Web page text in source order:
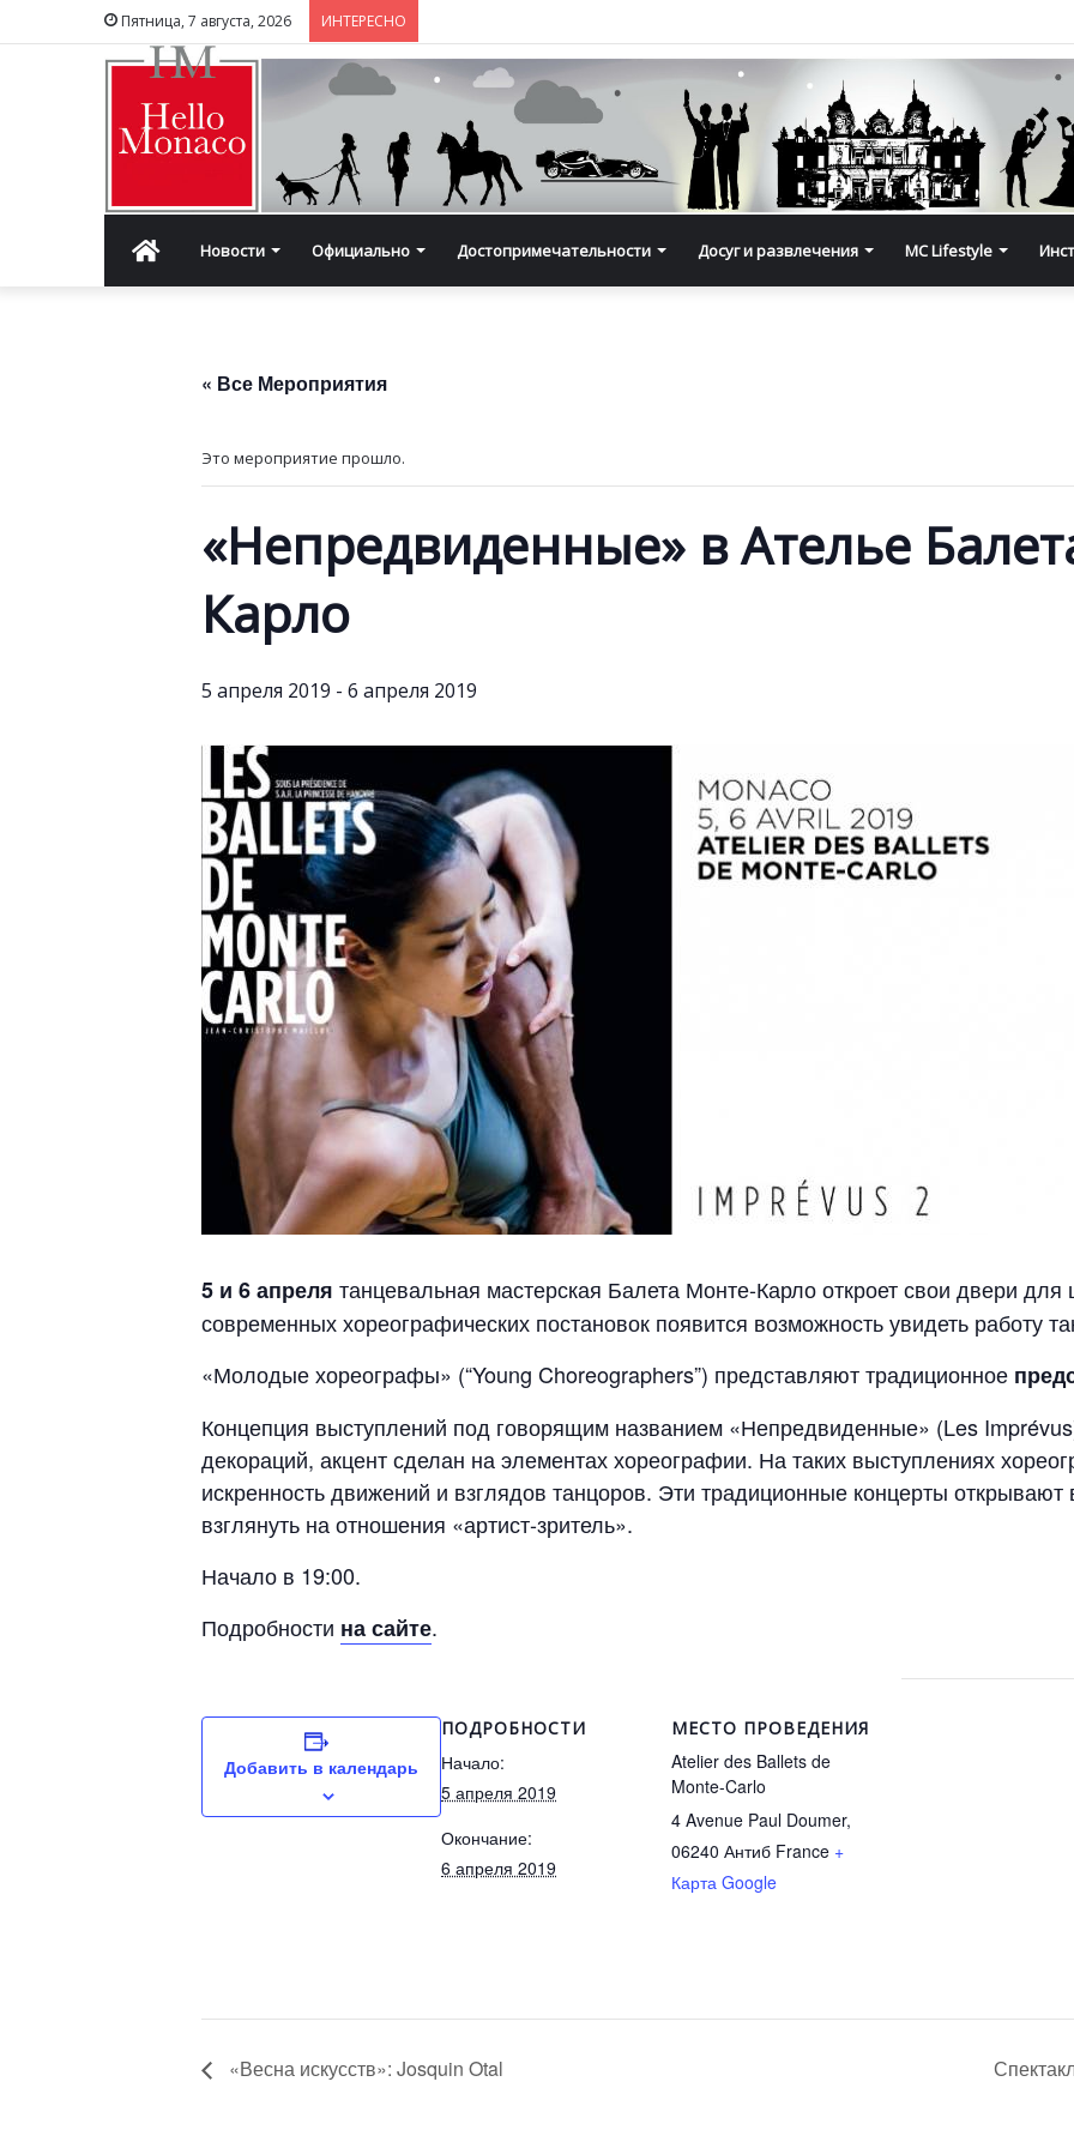
Пятница, 7 августа, 2026 ИНТЕРЕСНО
ГлавнаяНовости Официально Достопримечательности Досуг и развлечения MC Lifestyle
« Все Мероприятия
Это мероприятие прошло.
«Непредвиденные» в Ателье
Карло
5 апреля 2019 - 6 апреля 2019
5 и 6 апреля танцевальная мастерская Балета Монте-Карло откроет свои двери
современных хореографических постановок появится возможность увидеть работу
«Молодые хореографы» (“Young Choreographers”) представляют традиционное
Концепция выступлений под говорящим названием «Непредвиденные» (Les
декораций, акцент сделан на элементах хореографии. На таких выступлениях
искренность движений и взглядов танцоров. Эти традиционные концерты открывают
взглянуть на отношения «артист-зритель».
Начало в 19:00.
Подробности на сайте.
Добавить в календарь
ПОДРОБНОСТИ
Начало:
5 апреля 2019
Окончание:
6 апреля 2019
МЕСТО ПРОВЕДЕНИЯ
Atelier des Ballets de
Monte-Carlo
4 Avenue Paul Doumer,
06240 Антиб France +
Карта Google
«Весна искусств»: Josquin Otal